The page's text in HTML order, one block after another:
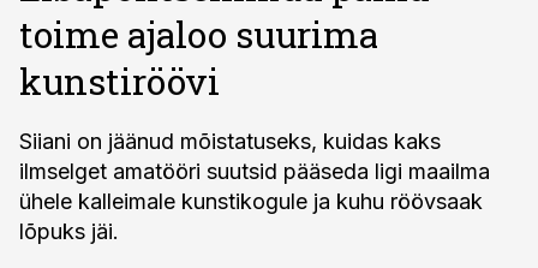
toime ajaloo suurima
kunstiröövi
Siiani on jäänud mõistatuseks, kuidas kaks
ilmselget amatööri suutsid pääseda ligi maailma
ühele kalleimale kunstikogule ja kuhu röövsaak
lõpuks jäi.